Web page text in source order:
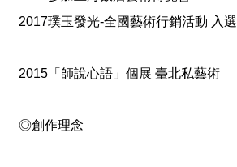
b
S
n
2017璞玉發光-全國藝術行銷活動 入選
2015「師說心語」個展 臺北私藝術
◎創作理念